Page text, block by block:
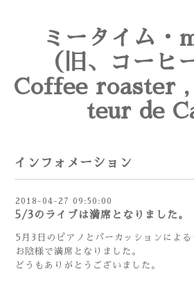
ミータイム・
（旧、コーヒ
Coffee roaster
teur de
インフォメーション
2018-04-27 09:50:00
5/3のライブは満席となりました。
5月3日のピアノとパーカッションによる
お陰様で満席となりました。
どうもありがとうございました。